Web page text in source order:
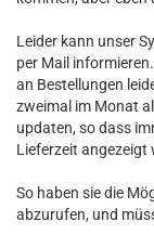
Leider kann unser
per Mail
an Bestellungen
zweimal im Monat
updaten, so dass
Lieferzeit angezeigt
So haben sie die
abzurufen, und